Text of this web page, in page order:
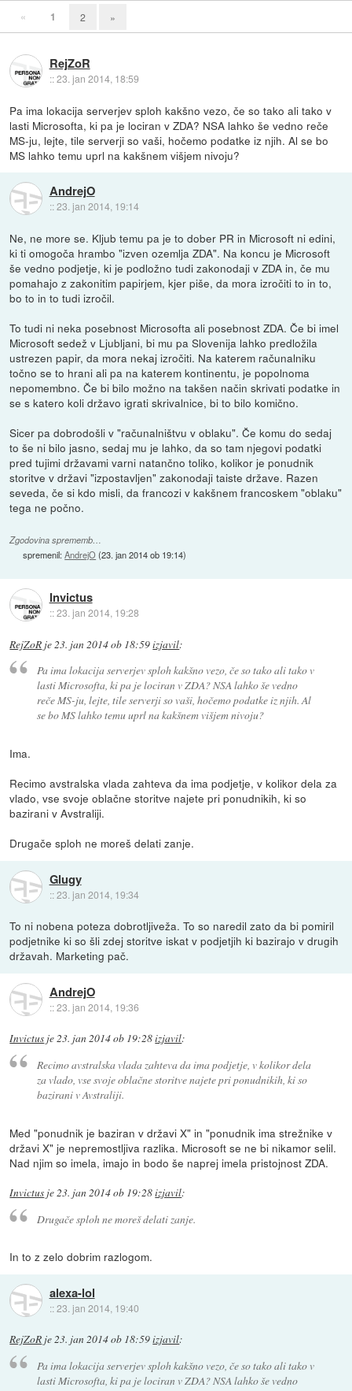
« 1 2 »
RejZoR
::23. jan 2014, 18:59
Pa ima lokacija serverjev sploh kakšno vezo, če so tako ali tako v
lasti Microsofta, ki pa je lociran v ZDA? NSA lahko še vedno reče
MS-ju, lejte, tile serverji so vaši, hočemo podatke iz njih. Al se bo
MS lahko temu uprl na kakšnem višjem nivoju?
AndrejO
::23. jan 2014, 19:14
Ne, ne more se. Kljub temu pa je to dober PR in Microsoft ni edini,
ki ti omogoča hrambo "izven ozemlja ZDA". Na koncu je Microsoft
še vedno podjetje, ki je podložno tudi zakonodaji v ZDA in, če mu
pomahajo z zakonitim papirjem, kjer piše, da mora izročiti to in to,
bo to in to tudi izročil.
To tudi ni neka posebnost Microsofta ali posebnost ZDA. Če bi imel
Microsoft sedež v Ljubljani, bi mu pa Slovenija lahko predložila
ustrezen papir, da mora nekaj izročiti. Na katerem računalniku
točno se to hrani ali pa na katerem kontinentu, je popolnoma
nepomembno. Če bi bilo možno na takšen način skrivati podatke in
se s katero koli državo igrati skrivalnice, bi to bilo komično.
Sicer pa dobrodošli v "računalništvu v oblaku". Če komu do sedaj
to še ni bilo jasno, sedaj mu je lahko, da so tam njegovi podatki
pred tujimi državami varni natančno toliko, kolikor je ponudnik
storitve v državi "izpostavljen" zakonodaji taiste države. Razen
seveda, če si kdo misli, da francozi v kakšnem francoskem "oblaku"
tega ne počno.
Zgodovina sprememb…
spremenil:AndrejO(23. jan 2014 ob 19:14)
Invictus
::23. jan 2014, 19:28
RejZoR je23. jan 2014 ob 18:59izjavil:
Pa ima lokacija serverjev sploh kakšno vezo, če so tako ali tako v
lasti Microsofta, ki pa je lociran v ZDA? NSA lahko še vedno
reče MS-ju, lejte, tile serverji so vaši, hočemo podatke iz njih. Al
se bo MS lahko temu uprl na kakšnem višjem nivoju?
Ima.
Recimo avstralska vlada zahteva da ima podjetje, v kolikor dela za
vlado, vse svoje oblačne storitve najete pri ponudnikih, ki so
bazirani v Avstraliji.
Drugače sploh ne moreš delati zanje.
Glugy
::23. jan 2014, 19:34
To ni nobena poteza dobrotljiveža. To so naredil zato da bi pomiril
podjetnike ki so šli zdej storitve iskat v podjetjih ki bazirajo v drugih
državah. Marketing pač.
AndrejO
::23. jan 2014, 19:36
Invictus je23. jan 2014 ob 19:28izjavil:
Recimo avstralska vlada zahteva da ima podjetje, v kolikor dela
za vlado, vse svoje oblačne storitve najete pri ponudnikih, ki so
bazirani v Avstraliji.
Med "ponudnik je baziran v državi X" in "ponudnik ima strežnike v
državi X" je nepremostljiva razlika. Microsoft se ne bi nikamor selil.
Nad njim so imela, imajo in bodo še naprej imela pristojnost ZDA.
Invictus je23. jan 2014 ob 19:28izjavil:
Drugače sploh ne moreš delati zanje.
In to z zelo dobrim razlogom.
alexa-lol
::23. jan 2014, 19:40
RejZoR je23. jan 2014 ob 18:59izjavil:
Pa ima lokacija serverjev sploh kakšno vezo, če so tako ali tako v
lasti Microsofta, ki pa je lociran v ZDA? NSA lahko še vedno